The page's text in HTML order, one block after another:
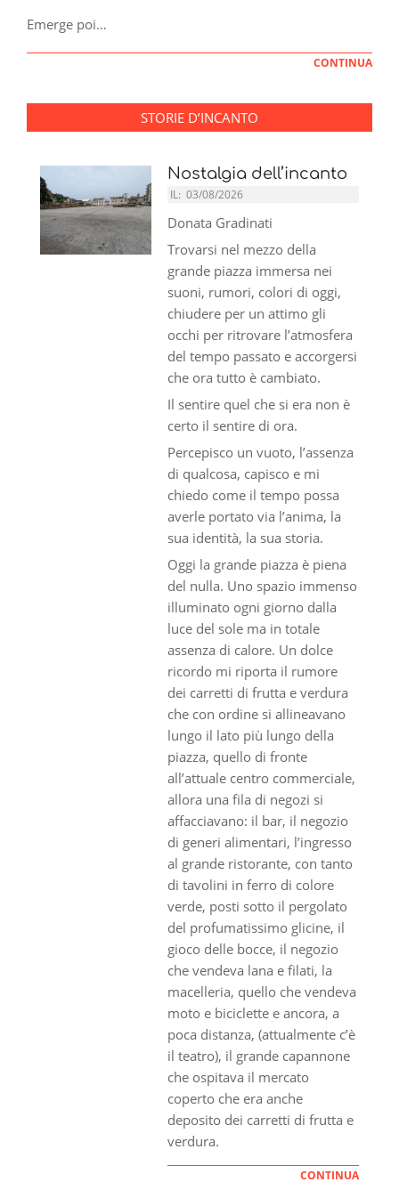
Emerge poi…
CONTINUA
STORIE D’INCANTO
Nostalgia dell’incanto
IL: 03/08/2026
Donata Gradinati
Trovarsi nel mezzo della
grande piazza immersa nei
suoni, rumori, colori di oggi,
chiudere per un attimo gli
occhi per ritrovare l’atmosfera
del tempo passato e accorgersi
che ora tutto è cambiato.
Il sentire quel che si era non è
certo il sentire di ora.
Percepisco un vuoto, l’assenza
di qualcosa, capisco e mi
chiedo come il tempo possa
averle portato via l’anima, la
sua identità, la sua storia.
Oggi la grande piazza è piena
del nulla. Uno spazio immenso
illuminato ogni giorno dalla
luce del sole ma in totale
assenza di calore. Un dolce
ricordo mi riporta il rumore
dei carretti di frutta e verdura
che con ordine si allineavano
lungo il lato più lungo della
piazza, quello di fronte
all’attuale centro commerciale,
allora una fila di negozi si
affacciavano: il bar, il negozio
di generi alimentari, l’ingresso
al grande ristorante, con tanto
di tavolini in ferro di colore
verde, posti sotto il pergolato
del profumatissimo glicine, il
gioco delle bocce, il negozio
che vendeva lana e filati, la
macelleria, quello che vendeva
moto e biciclette e ancora, a
poca distanza, (attualmente c’è
il teatro), il grande capannone
che ospitava il mercato
coperto che era anche
deposito dei carretti di frutta e
verdura.
CONTINUA